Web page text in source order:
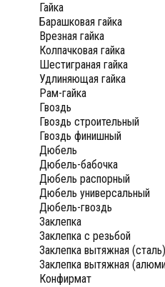
Гайка
Барашковая гайка
Врезная гайка
Колпачковая гайка
Шестиграная гайка
Удлиняющая гайка
Рам-гайка
Гвоздь
Гвоздь строительный
Гвоздь финишный
Дюбель
Дюбель-бабочка
Дюбель распорный
Дюбель универсальный
Дюбель-гвоздь
Заклепка
Заклепка с резьбой
Заклепка вытяжная (сталь)
Заклепка вытяжная
Конфирмат